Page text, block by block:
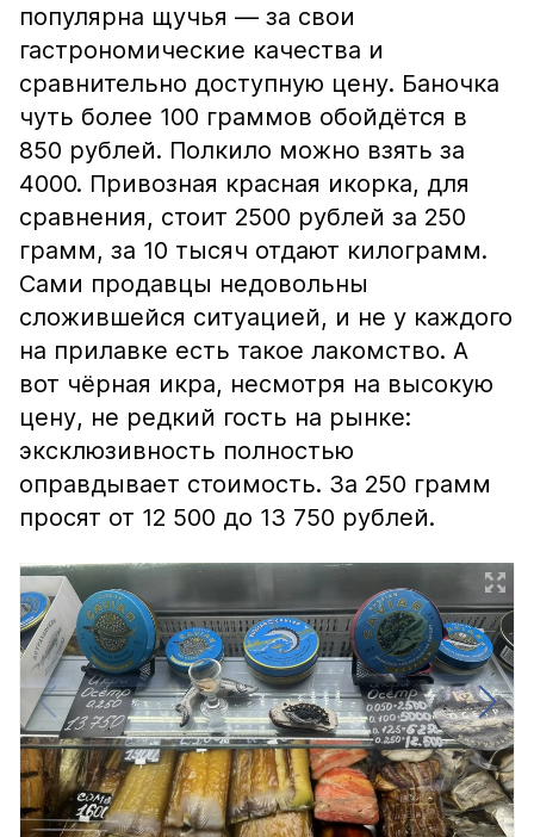
популярна щучья — за свои
гастрономические качества и
сравнительно доступную цену. Баночка
чуть более 100 граммов обойдётся в
850 рублей. Полкило можно взять за
4000. Привозная красная икорка, для
сравнения, стоит 2500 рублей за 250
грамм, за 10 тысяч отдают килограмм.
Сами продавцы недовольны
сложившейся ситуацией, и не у каждого
на прилавке есть такое лакомство. А
вот чёрная икра, несмотря на высокую
цену, не редкий гость на рынке:
эксклюзивность полностью
оправдывает стоимость. За 250 грамм
просят от 12 500 до 13 750 рублей.